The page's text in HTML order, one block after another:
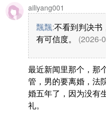
ailiyang001
飄飄:不看到判决书
有可信度。
(2026-
最近新闻里那个，那
管，男的要离婚，法
婚五年了，因为没有
礼。